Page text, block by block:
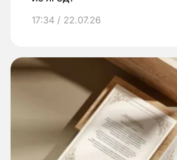
17:34 / 22.07.26